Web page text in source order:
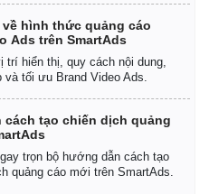
Quân sự - Quốc phòng
Vũ khí
hình thức quảng cáo
Ads trên SmartAds
trí hiển thị, quy cách nội dung,
và tối ưu Brand Video Ads.
cách tạo chiến dịch quảng
trọn bộ hướng dẫn cách tạo
quảng cáo mới trên SmartAds.